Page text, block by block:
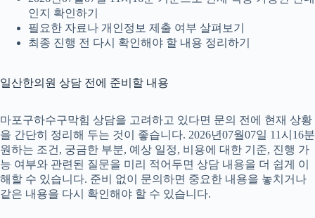
인지 확인하기
필요한 자료나 개인정보 제출 여부 살펴보기
최종 진행 전 다시 확인해야 할 내용 정리하기
일산한의원 상담 전에 준비할 내용
마포구하수구막힘 상담을 고려하고 있다면 문의 전에 현재 상황
을 간단히 정리해 두는 것이 좋습니다. 2026년07월07일 11시16분
원하는 조건, 궁금한 부분, 예상 일정, 비용에 대한 기준, 진행 가
능 여부와 관련된 질문을 미리 적어두면 상담 내용을 더 쉽게 이
해할 수 있습니다. 준비 없이 문의하면 중요한 내용을 놓치거나
같은 내용을 다시 확인해야 할 수 있습니다.